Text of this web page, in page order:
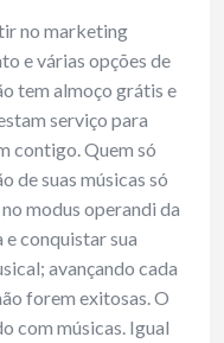
no marketing
e várias opções de
tem almoço grátis e
serviço para
contigo. Quem só
de suas músicas só
modus operandi da
e conquistar sua
avançando cada
forem exitosas. O
com músicas. Igual